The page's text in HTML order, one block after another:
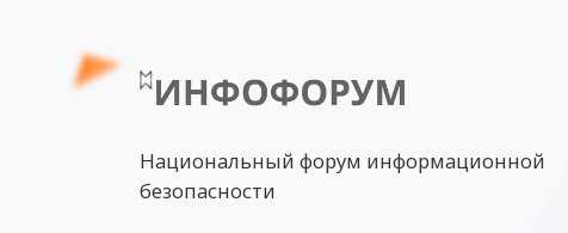
Национальный форум информационной
безопасности